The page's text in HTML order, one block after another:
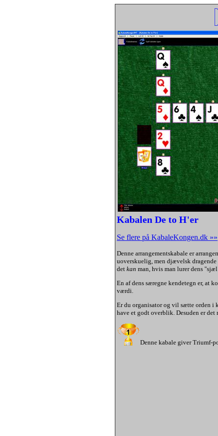
Kabalen De to H'er
Se flere på KabaleKongen.dk »»
Denne arrangementskabale er
uoverskuelig, men djævelsk
det kan man, hvis man lurer dens
En af dens særegne kendetegn er, at
værdi.
Er du organisator og vil sætte orden i
have et godt overblik. Desuden er
Denne kabale giver Triumf-